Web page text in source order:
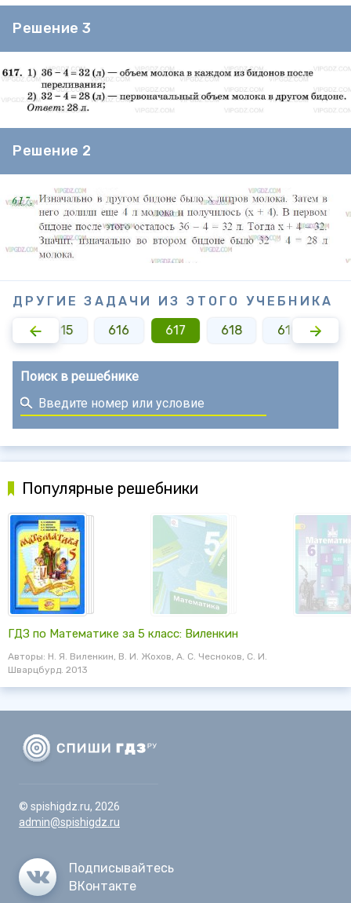
Решение 3
Решение 2
ДРУГИЕ ЗАДАЧИ ИЗ ЭТОГО УЧЕБНИКА
615 616 617 618 619
Поиск в решебнике
Популярные решебники
ГДЗ по Математике за 5 класс: Виленкин
Авторы: Н. Я. Виленкин, В. И. Жохов, А. С. Чесноков, С. И.
Шварцбурд. 2013
© spishigdz.ru, 2026
admin@spishigdz.ru
Подписывайтесь
ВКонтакте